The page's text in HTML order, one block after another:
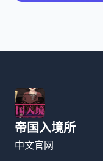
帝国入境所
中文官网